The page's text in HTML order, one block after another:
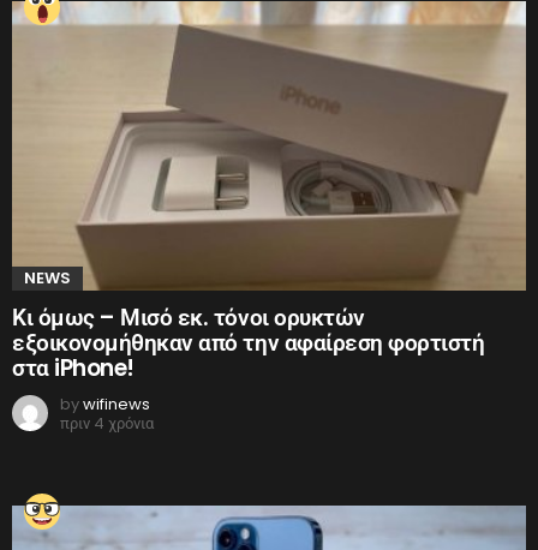
NEWS
Κι όμως – Μισό εκ. τόνοι ορυκτών
εξοικονομήθηκαν από την αφαίρεση φορτιστή
στα iPhone!
bywifinews
πριν 4 χρόνια